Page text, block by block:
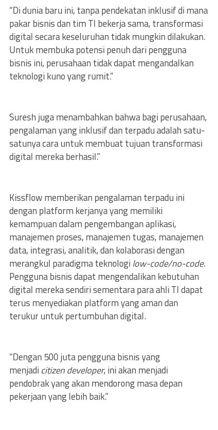
“Di dunia baru ini, tanpa pendekatan inklusif di mana
pakar bisnis dan tim TI bekerja sama, transformasi
digital secara keseluruhan tidak mungkin dilakukan.
Untuk membuka potensi penuh dari pengguna
bisnis ini, perusahaan tidak dapat mengandalkan
teknologi kuno yang rumit.”
Suresh juga menambahkan bahwa bagi perusahaan,
pengalaman yang inklusif dan terpadu adalah satu-
satunya cara untuk membuat tujuan transformasi
digital mereka berhasil.”
Kissflow memberikan pengalaman terpadu ini
dengan platform kerjanya yang memiliki
kemampuan dalam pengembangan aplikasi,
manajemen proses, manajemen tugas, manajemen
data, integrasi, analitik, dan kolaborasi dengan
merangkul paradigma teknologilow-code/no-code.
Pengguna bisnis dapat mengendalikan kebutuhan
digital mereka sendiri sementara para ahli TI dapat
terus menyediakan platform yang aman dan
terukur untuk pertumbuhan digital.
“Dengan 500 juta pengguna bisnis yang
menjadicitizen developer, ini akan menjadi
pendobrak yang akan mendorong masa depan
pekerjaan yang lebih baik.”